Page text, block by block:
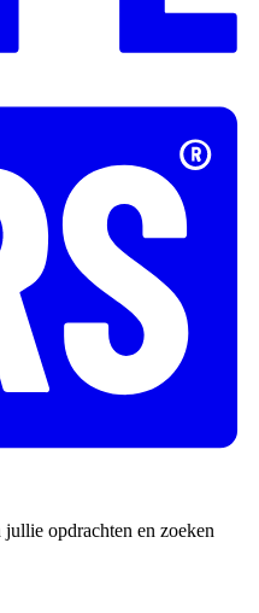
opdrachten en zoeken